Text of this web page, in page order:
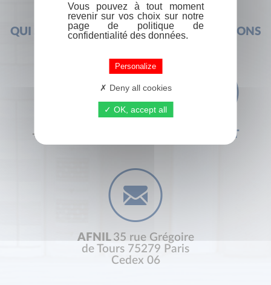
QUI SOMMES-NOUS ? FOIRE AUX QUESTIONS
+33 (0) 1 44 41 29 19 CONTACT
AFNIL 35 rue Grégoire
de Tours 75279 Paris
Cedex 06
Vous pouvez à tout moment
revenir sur vos choix sur notre
page de politique de
confidentialité des données.
Personalize
Deny all cookies
OK, accept all